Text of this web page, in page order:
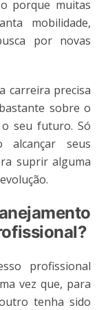
porque muitas
mobilidade,
por novas
carreira precisa
sobre o
seu futuro. Só
alcançar seus
suprir alguma
profissional
vez que, para
tenha sido